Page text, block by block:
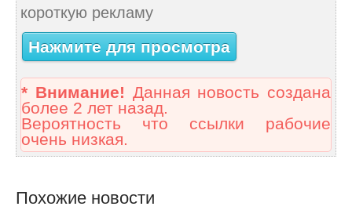
короткую рекламу
Нажмите для просмотра
* Внимание! Данная новость создана
более 2 лет назад.
Вероятность что ссылки рабочие
очень низкая.
Похожие новости